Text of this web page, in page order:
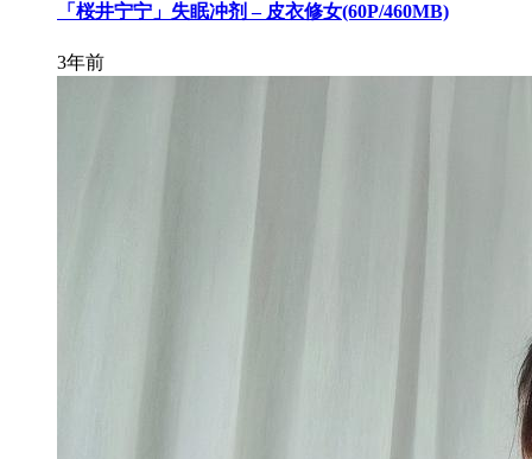
「桜井宁宁」失眠冲剂 – 皮衣修女(60P/460MB)
3年前